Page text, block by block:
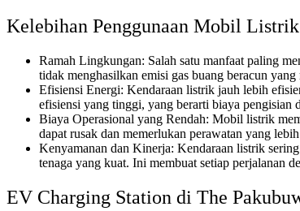
Kelebihan Penggunaan Mobil Listrik
Ramah Lingkungan: Salah satu manfaat paling
tidak menghasilkan emisi gas buang beracun
Efisiensi Energi: Kendaraan listrik jauh lebih
efisiensi yang tinggi, yang berarti biaya pengisian
Biaya Operasional yang Rendah: Mobil listrik
dapat rusak dan memerlukan perawatan yang
Kenyamanan dan Kinerja: Kendaraan listrik
tenaga yang kuat. Ini membuat setiap perjalanan
EV Charging Station di The